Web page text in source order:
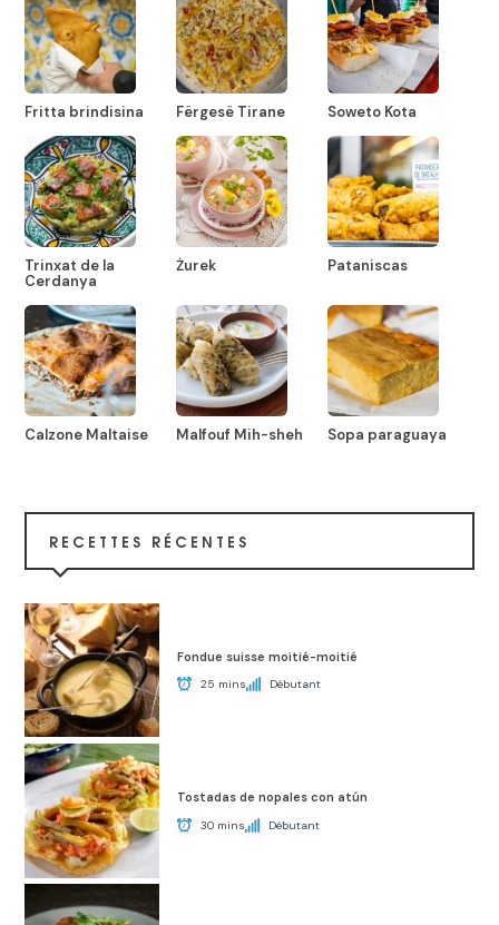
Fritta brindisina Fërgesë Tirane Soweto Kota
Trinxat de la
Cerdanya
Żurek Pataniscas
Calzone Maltaise Malfouf Mih-sheh Sopa paraguaya
RECETTES RÉCENTES
Fondue suisse moitié-moitié
25 mins Débutant
Tostadas de nopales con atún
30 mins Débutant